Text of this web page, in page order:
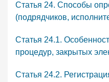
Статья 24. Способы
(подрядчиков,
Статья 24.1.
процедур, закрытых
Статья 24.2.